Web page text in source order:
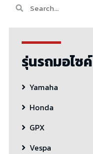
รุ่นรถมอไซค์
Yamaha
Honda
GPX
Vespa